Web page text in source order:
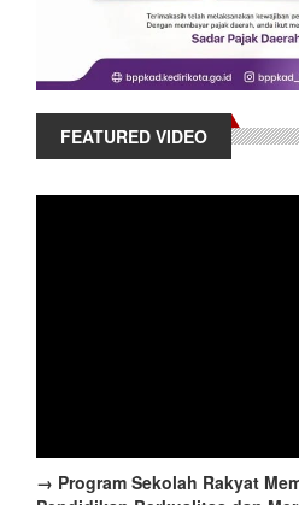
FEATURED VIDEO
→ Program Sekolah Rakyat